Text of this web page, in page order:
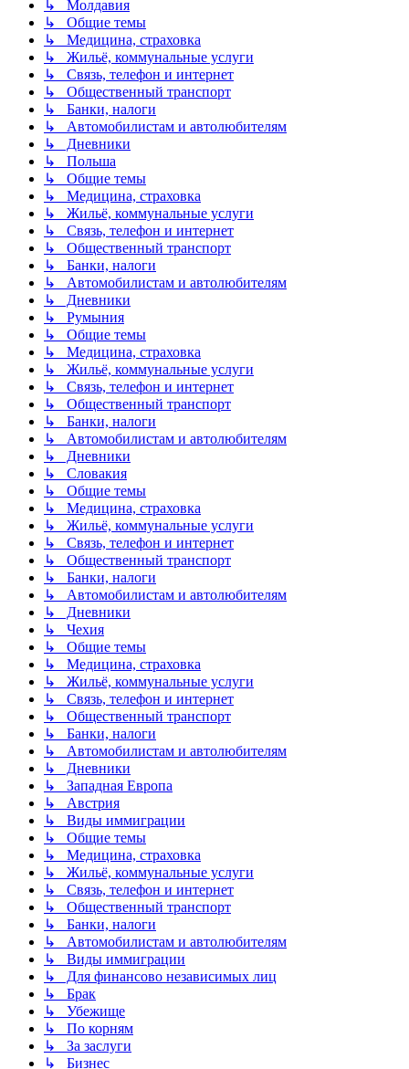
↳ Молдавия
↳ Общие темы
↳ Медицина, страховка
↳ Жильё, коммунальные услуги
↳ Связь, телефон и интернет
↳ Общественный транспорт
↳ Банки, налоги
↳ Автомобилистам и автолюбителям
↳ Дневники
↳ Польша
↳ Общие темы
↳ Медицина, страховка
↳ Жильё, коммунальные услуги
↳ Связь, телефон и интернет
↳ Общественный транспорт
↳ Банки, налоги
↳ Автомобилистам и автолюбителям
↳ Дневники
↳ Румыния
↳ Общие темы
↳ Медицина, страховка
↳ Жильё, коммунальные услуги
↳ Связь, телефон и интернет
↳ Общественный транспорт
↳ Банки, налоги
↳ Автомобилистам и автолюбителям
↳ Дневники
↳ Словакия
↳ Общие темы
↳ Медицина, страховка
↳ Жильё, коммунальные услуги
↳ Связь, телефон и интернет
↳ Общественный транспорт
↳ Банки, налоги
↳ Автомобилистам и автолюбителям
↳ Дневники
↳ Чехия
↳ Общие темы
↳ Медицина, страховка
↳ Жильё, коммунальные услуги
↳ Связь, телефон и интернет
↳ Общественный транспорт
↳ Банки, налоги
↳ Автомобилистам и автолюбителям
↳ Дневники
↳ Западная Европа
↳ Австрия
↳ Виды иммиграции
↳ Общие темы
↳ Медицина, страховка
↳ Жильё, коммунальные услуги
↳ Связь, телефон и интернет
↳ Общественный транспорт
↳ Банки, налоги
↳ Автомобилистам и автолюбителям
↳ Виды иммиграции
↳ Для финансово независимых лиц
↳ Брак
↳ Убежище
↳ По корням
↳ За заслуги
↳ Бизнес